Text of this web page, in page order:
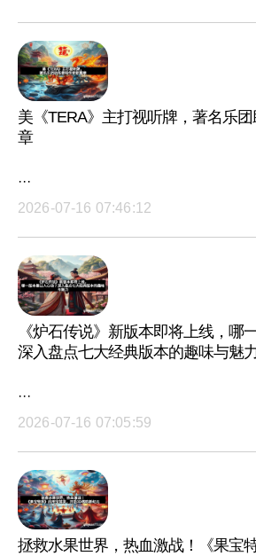
美《TERA》主打视听牌，著名乐
章
···
2026-07-16 07:46:12
《炉石传说》新版本即将上线，哪
深入盘点七大经典版本的趣味与魅
···
2026-07-16 07:05:59
拯救水果世界，热血激战！《果宝